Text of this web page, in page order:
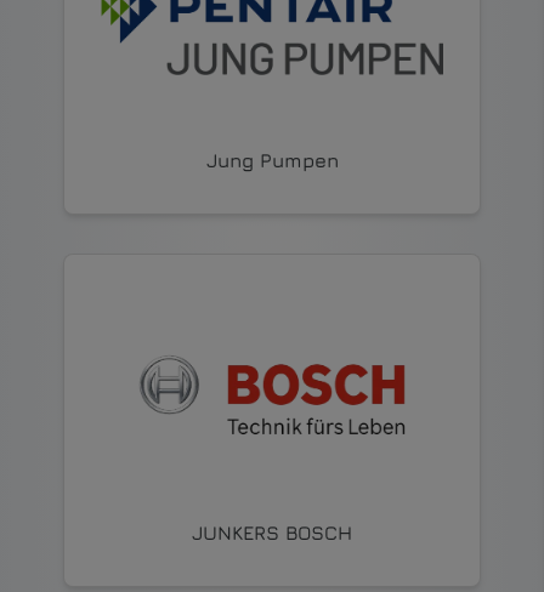
Jung Pumpen
JUNKERS BOSCH